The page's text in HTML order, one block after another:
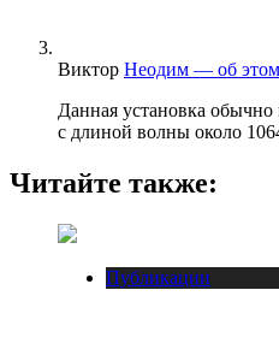
Виктор Неодим — об этом
Данная установка
с длиной волны около
Читайте также:
Публикации